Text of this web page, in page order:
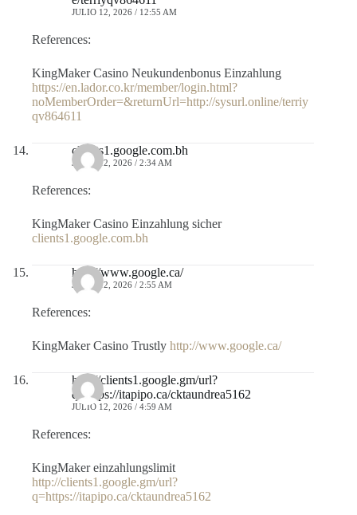
JULIO 12, 2026 / 12:55 AM
References:
KingMaker Casino Neukundenbonus Einzahlung
https://en.lador.co.kr/member/login.html?
noMemberOrder=&returnUrl=http://sysurl.online/terriy
qv864611
clients1.google.com.bh
JULIO 12, 2026 / 2:34 AM
References:
KingMaker Casino Einzahlung sicher
clients1.google.com.bh
http://www.google.ca/
JULIO 12, 2026 / 2:55 AM
References:
KingMaker Casino Trustly http://www.google.ca/
http://clients1.google.gm/url?
q=https://itapipo.ca/cktaundrea5162
JULIO 12, 2026 / 4:59 AM
References:
KingMaker einzahlungslimit
http://clients1.google.gm/url?
q=https://itapipo.ca/cktaundrea5162